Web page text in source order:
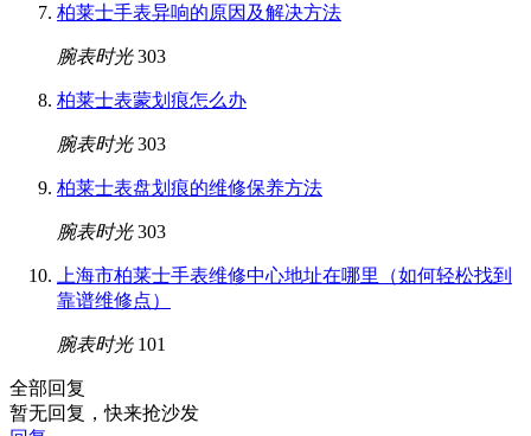
柏莱士手表异响的原因及解决方法
腕表时光 303
柏莱士表蒙划痕怎么办
腕表时光 303
柏莱士表盘划痕的维修保养方法
腕表时光 303
上海市柏莱士手表维修中心地址在哪里（如何轻松找到
靠谱维修点）
腕表时光 101
全部回复
暂无回复，快来抢沙发